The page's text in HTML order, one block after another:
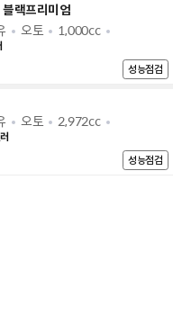
랙프리미엄
오토
1,000cc
성능점검
오토
2,972cc
성능점검